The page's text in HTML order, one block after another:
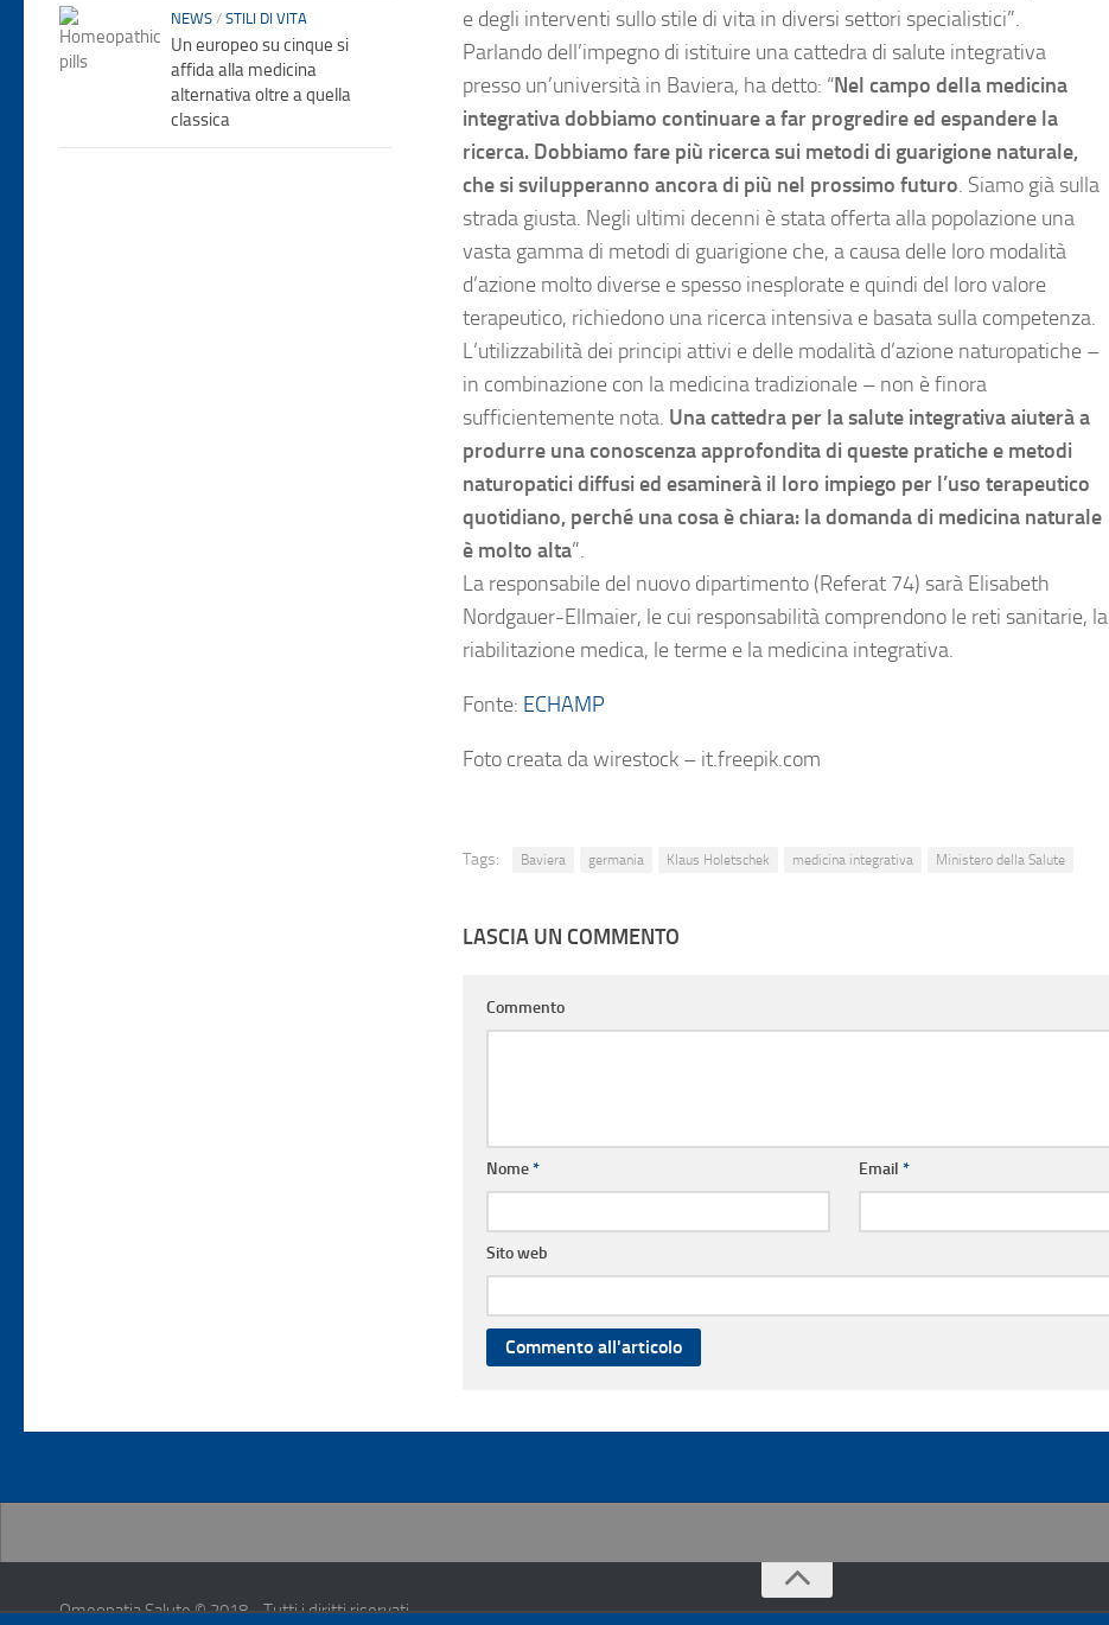
e degli interventi sullo stile di vita in diversi settori specialistici”.
Parlando dell’impegno di istituire una cattedra di salute integrativa
presso un’università in Baviera, ha detto: “Nel campo della medicina
integrativa dobbiamo continuare a far progredire ed espandere la
ricerca. Dobbiamo fare più ricerca sui metodi di guarigione naturale,
che si svilupperanno ancora di più nel prossimo futuro. Siamo già sulla
strada giusta. Negli ultimi decenni è stata offerta alla popolazione una
vasta gamma di metodi di guarigione che, a causa delle loro modalità
d’azione molto diverse e spesso inesplorate e quindi del loro valore
terapeutico, richiedono una ricerca intensiva e basata sulla competenza.
L’utilizzabilità dei principi attivi e delle modalità d’azione naturopatiche –
in combinazione con la medicina tradizionale – non è finora
sufficientemente nota. Una cattedra per la salute integrativa aiuterà a
produrre una conoscenza approfondita di queste pratiche e metodi
naturopatici diffusi ed esaminerà il loro impiego per l’uso terapeutico
quotidiano, perché una cosa è chiara: la domanda di medicina naturale
è molto alta”.
La responsabile del nuovo dipartimento (Referat 74) sarà Elisabeth
Nordgauer-Ellmaier, le cui responsabilità comprendono le reti sanitarie, la
riabilitazione medica, le terme e la medicina integrativa.
Fonte: ECHAMP
Foto creata da wirestock – it.freepik.com
Tags: Baviera germania Klaus Holetschek medicina integrativa Ministero della Salute
LASCIA UN COMMENTO
Commento
Nome* Email*
Sito web
NEWS / STILI DI VITA
Un europeo su cinque si
affida alla medicina
alternativa oltre a quella
classica
Omeopatia Salute © 2018 - Tutti i diritti riservati